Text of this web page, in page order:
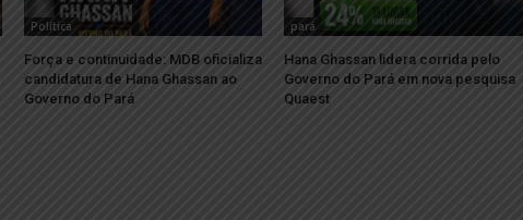
Política
Força e continuidade: MDB oficializa
candidatura de Hana Ghassan ao
Governo do Pará
pará
Hana Ghassan lidera corrida pelo
Governo do Pará em nova pesquisa
Quaest